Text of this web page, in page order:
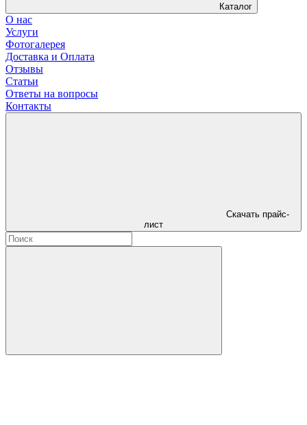
Каталог
О нас
Услуги
Фотогалерея
Доставка и Оплата
Отзывы
Статьи
Ответы на вопросы
Контакты
Скачать прайс-
лист